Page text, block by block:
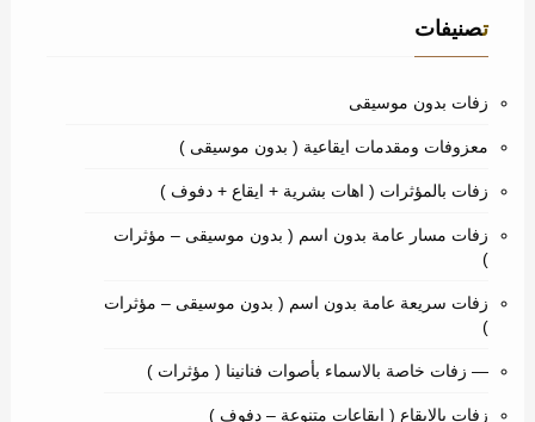
تصنيفات
زفات بدون موسيقى
معزوفات ومقدمات ايقاعية ( بدون موسيقى )
زفات بالمؤثرات ( اهات بشرية + ايقاع + دفوف )
زفات مسار عامة بدون اسم ( بدون موسيقى – مؤثرات
)
زفات سريعة عامة بدون اسم ( بدون موسيقى – مؤثرات
)
— زفات خاصة بالاسماء بأصوات فنانينا ( مؤثرات )
زفات بالإيقاع ( ايقاعات متنوعة – دفوف )